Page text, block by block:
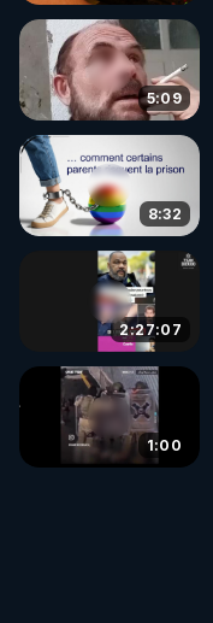
5:09
8:32
2:27:07
1:00